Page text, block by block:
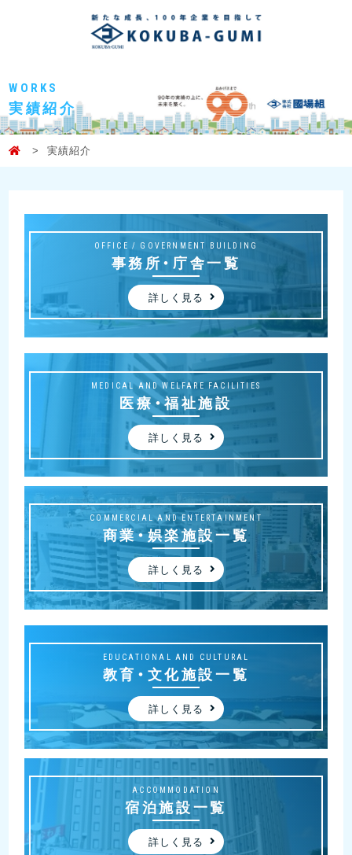
WORKS
実績紹介
実績紹介
OFFICE / GOVERNMENT BUILDING
事務所・庁舎一覧
詳しく見る
MEDICAL AND WELFARE FACILITIES
医療・福祉施設
詳しく見る
COMMERCIAL AND ENTERTAINMENT
商業・娯楽施設一覧
詳しく見る
EDUCATIONAL AND CULTURAL
教育・文化施設一覧
詳しく見る
ACCOMMODATION
宿泊施設一覧
詳しく見る